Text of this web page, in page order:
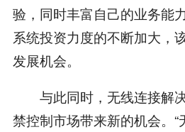
验，同时丰富自己的业务能
系统投资力度的不断加大，
发展机会。
与此同时，无线连接解
禁控制市场带来新的机会。